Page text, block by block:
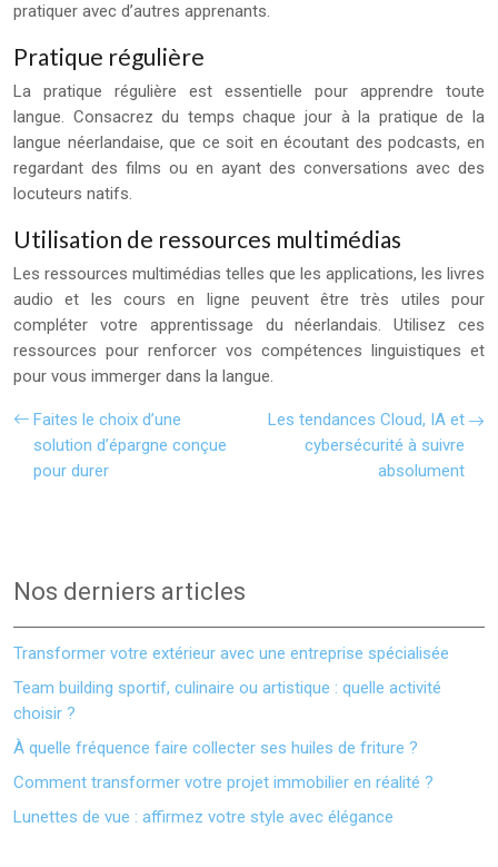
pratiquer avec d’autres apprenants.
Pratique régulière
La pratique régulière est essentielle pour apprendre toute
langue. Consacrez du temps chaque jour à la pratique de la
langue néerlandaise, que ce soit en écoutant des podcasts, en
regardant des films ou en ayant des conversations avec des
locuteurs natifs.
Utilisation de ressources multimédias
Les ressources multimédias telles que les applications, les livres
audio et les cours en ligne peuvent être très utiles pour
compléter votre apprentissage du néerlandais. Utilisez ces
ressources pour renforcer vos compétences linguistiques et
pour vous immerger dans la langue.
Faites le choix d’une
solution d’épargne conçue
pour durer
Les tendances Cloud, IA et
cybersécurité à suivre
absolument
Nos derniers articles
Transformer votre extérieur avec une entreprise spécialisée
Team building sportif, culinaire ou artistique : quelle activité
choisir ?
À quelle fréquence faire collecter ses huiles de friture ?
Comment transformer votre projet immobilier en réalité ?
Lunettes de vue : affirmez votre style avec élégance